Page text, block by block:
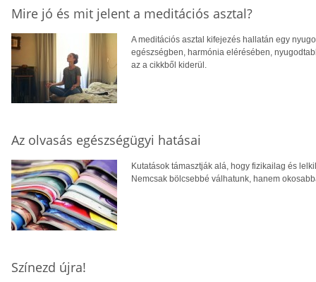
Mire jó és mit jelent a meditációs asztal?
A meditációs asztal kifejezés hallatán egy
egészségben, harmónia elérésében,
az a cikkből kiderül.
Az olvasás egészségügyi hatásai
Kutatások támasztják alá, hogy fizikailag és
Nemcsak bölcsebbé válhatunk, hanem
Színezd újra!